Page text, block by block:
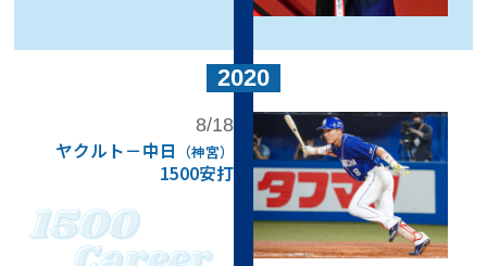
2020
8/18
ヤクルト－中日 （神宮）
1500安打